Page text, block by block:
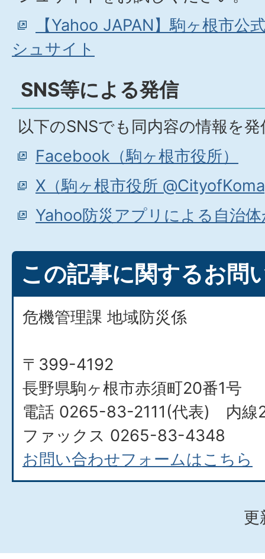
【Yahoo JAPAN】駒ヶ根市公
シュサイト
SNS等による発信
以下のSNSでも同内容の情報を
Facebook（駒ヶ根市役所）
X（駒ヶ根市役所
Yahoo防災アプリによる自治
この記事に関するお問
危機管理課 地域防災係
〒399-4192
長野県駒ヶ根市赤須町20番1号
電話 0265-83-2111(代表) 内線
ファックス 0265-83-4348
お問い合わせフォームはこちら
更